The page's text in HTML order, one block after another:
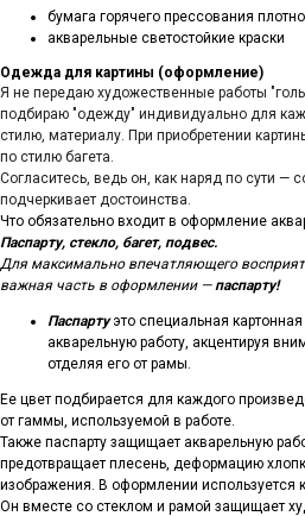
бумага горячего прессования
акварельные светостойкие краски
Одежда для картины (оформление)
Я не передаю художественные работы
подбираю "одежду" индивидуально для
стилю, материалу. При приобретении
по стилю багета.
Согласитесь, ведь он, как наряд по сути —
подчеркивает достоинства.
Что обязательно входит в оформление
Паспарту, стекло, багет, подвес.
Для максимально впечатляющего
важная часть в оформлении —паспарту!
Паспартуэто специальная
акварельную работу, акцентируя
отделяя его от рамы.
Ее цвет подбирается для каждого
от гаммы, используемой в работе.
Также паспарту защищает акварельную
предотвращает плесень, деформацию
изображения. В оформлении используется
Он вместе со стеклом и рамой защищает